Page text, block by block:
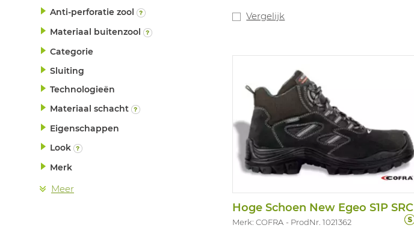
Anti-perforatie zool
Materiaal buitenzool
Categorie
Sluiting
Technologieën
Materiaal schacht
Eigenschappen
Look
Merk
Meer
de gewichtsverdeling, vermindert
gekeurd. Maten: 35-48.
Vergelijk
Hoge Schoen New Egeo S1P SRC
Merk: COFRA ProdNr. 1021362